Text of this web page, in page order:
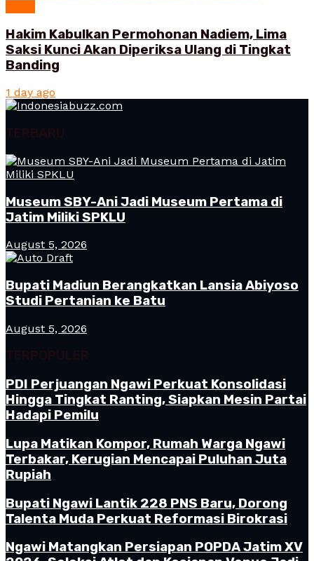
Hakim Kabulkan Permohonan Nadiem, Lima
Saksi Kunci Akan Diperiksa Ulang di Tingkat
Banding
1 day ago
TERBARU
Museum SBY-Ani Jadi Museum Pertama di
Jatim Miliki SPKLU
August 5, 2026
Bupati Madiun Berangkatkan Lansia Abiyoso
Studi Pertanian ke Batu
August 5, 2026
TERPOPULER
PDI Perjuangan Ngawi Perkuat Konsolidasi
Hingga Tingkat Ranting, Siapkan Mesin Partai
Hadapi Pemilu
Lupa Matikan Kompor, Rumah Warga Ngawi
Terbakar, Kerugian Mencapai Puluhan Juta
Rupiah
Bupati Ngawi Lantik 228 PNS Baru, Dorong
Talenta Muda Perkuat Reformasi Birokrasi
Ngawi Matangkan Persiapan POPDA Jatim XV